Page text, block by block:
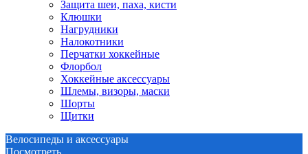
Защита шеи, паха, кисти
Клюшки
Нагрудники
Налокотники
Перчатки хоккейные
Флорбол
Хоккейные аксессуары
Шлемы, визоры, маски
Шорты
Щитки
Велосипеды и аксессуары
Посмотреть